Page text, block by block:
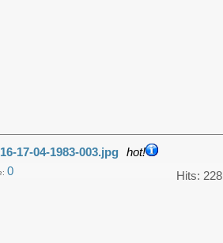
17-04-1983-003.jpg hot!
Hits: 228
0